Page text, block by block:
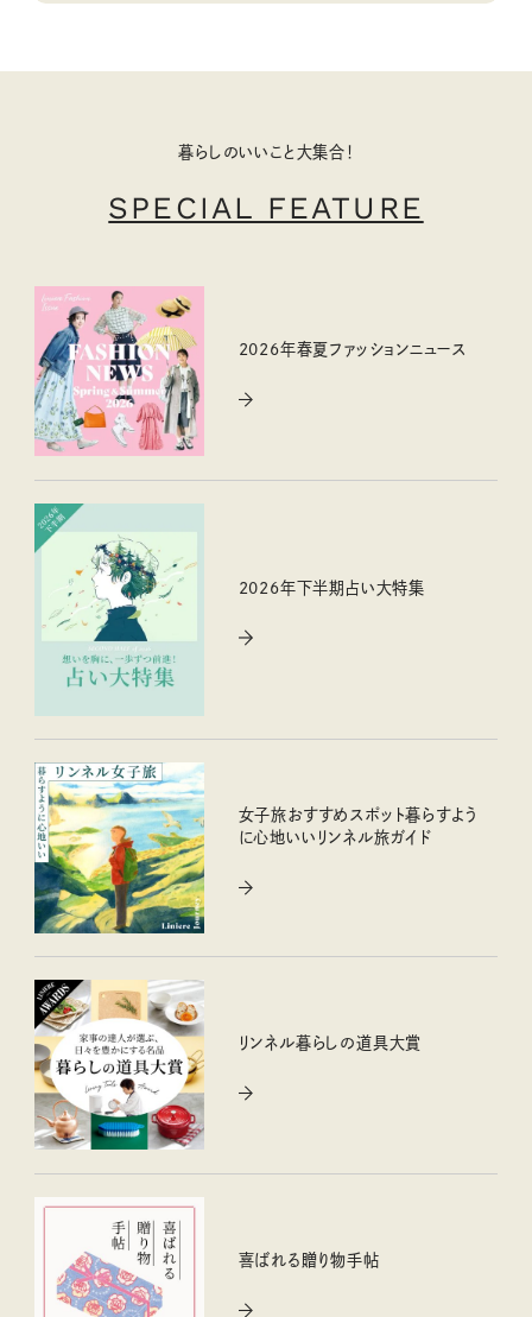
暮らしのいいこと大集合！
SPECIAL FEATURE
2026年春夏ファッションニュース
2026年下半期占い大特集
女子旅おすすめスポット暮らすよう
に心地いいリンネル旅ガイド
リンネル暮らしの道具大賞
喜ばれる贈り物手帖